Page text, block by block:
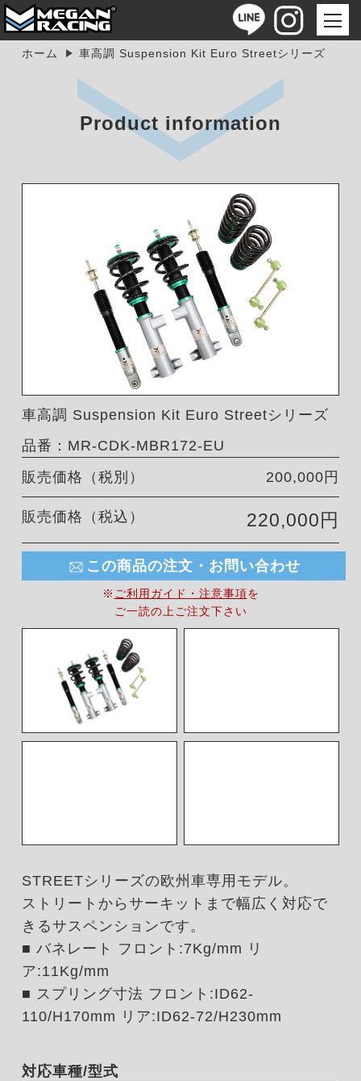
ホーム 車高調 Suspension Kit Euro Streetシリーズ
Product information
車高調 Suspension Kit Euro Streetシリーズ
品番：MR-CDK-MBR172-EU
販売価格（税別）
200,000円
販売価格（税込） 220,000円
この商品の注文・お問い合わせ
※ ご利用ガイド・注意事項を
ご一読の上ご注文下さい
STREETシリーズの欧州車専用モデル。
ストリートからサーキットまで幅広く対応で
きるサスペンションです。
■ バネレート フロント:7Kg/mm リ
ア:11Kg/mm
■ スプリング寸法 フロント:ID62-
110/H170mm リア:ID62-72/H230mm
対応車種/型式